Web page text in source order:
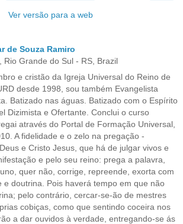
Ver versão para a web
de Souza Ramiro
Rio Grande do Sul - RS, Brazil
e cristão da Igreja Universal do Reino de
desde 1998, sou também Evangelista
Batizado nas águas. Batizado com o Espírito
Dizimista e Ofertante. Conclui o curso
através do Portal de Formação Universal,
A fidelidade e o zelo na pregação -
e Cristo Jesus, que há de julgar vivos e
e pelo seu reino: prega a palavra,
quer não, corrige, repreende, exorta com
e doutrina. Pois haverá tempo em que não
pelo contrário, cercar-se-ão de mestres
cobiças, como que sentindo coceira nos
a dar ouvidos à verdade, entregando-se ás